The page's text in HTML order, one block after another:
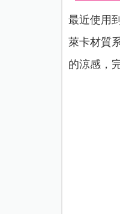
最近使用
萊卡材質
的涼感，